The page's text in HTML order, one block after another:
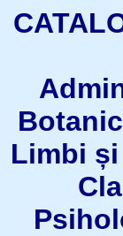
Limbi